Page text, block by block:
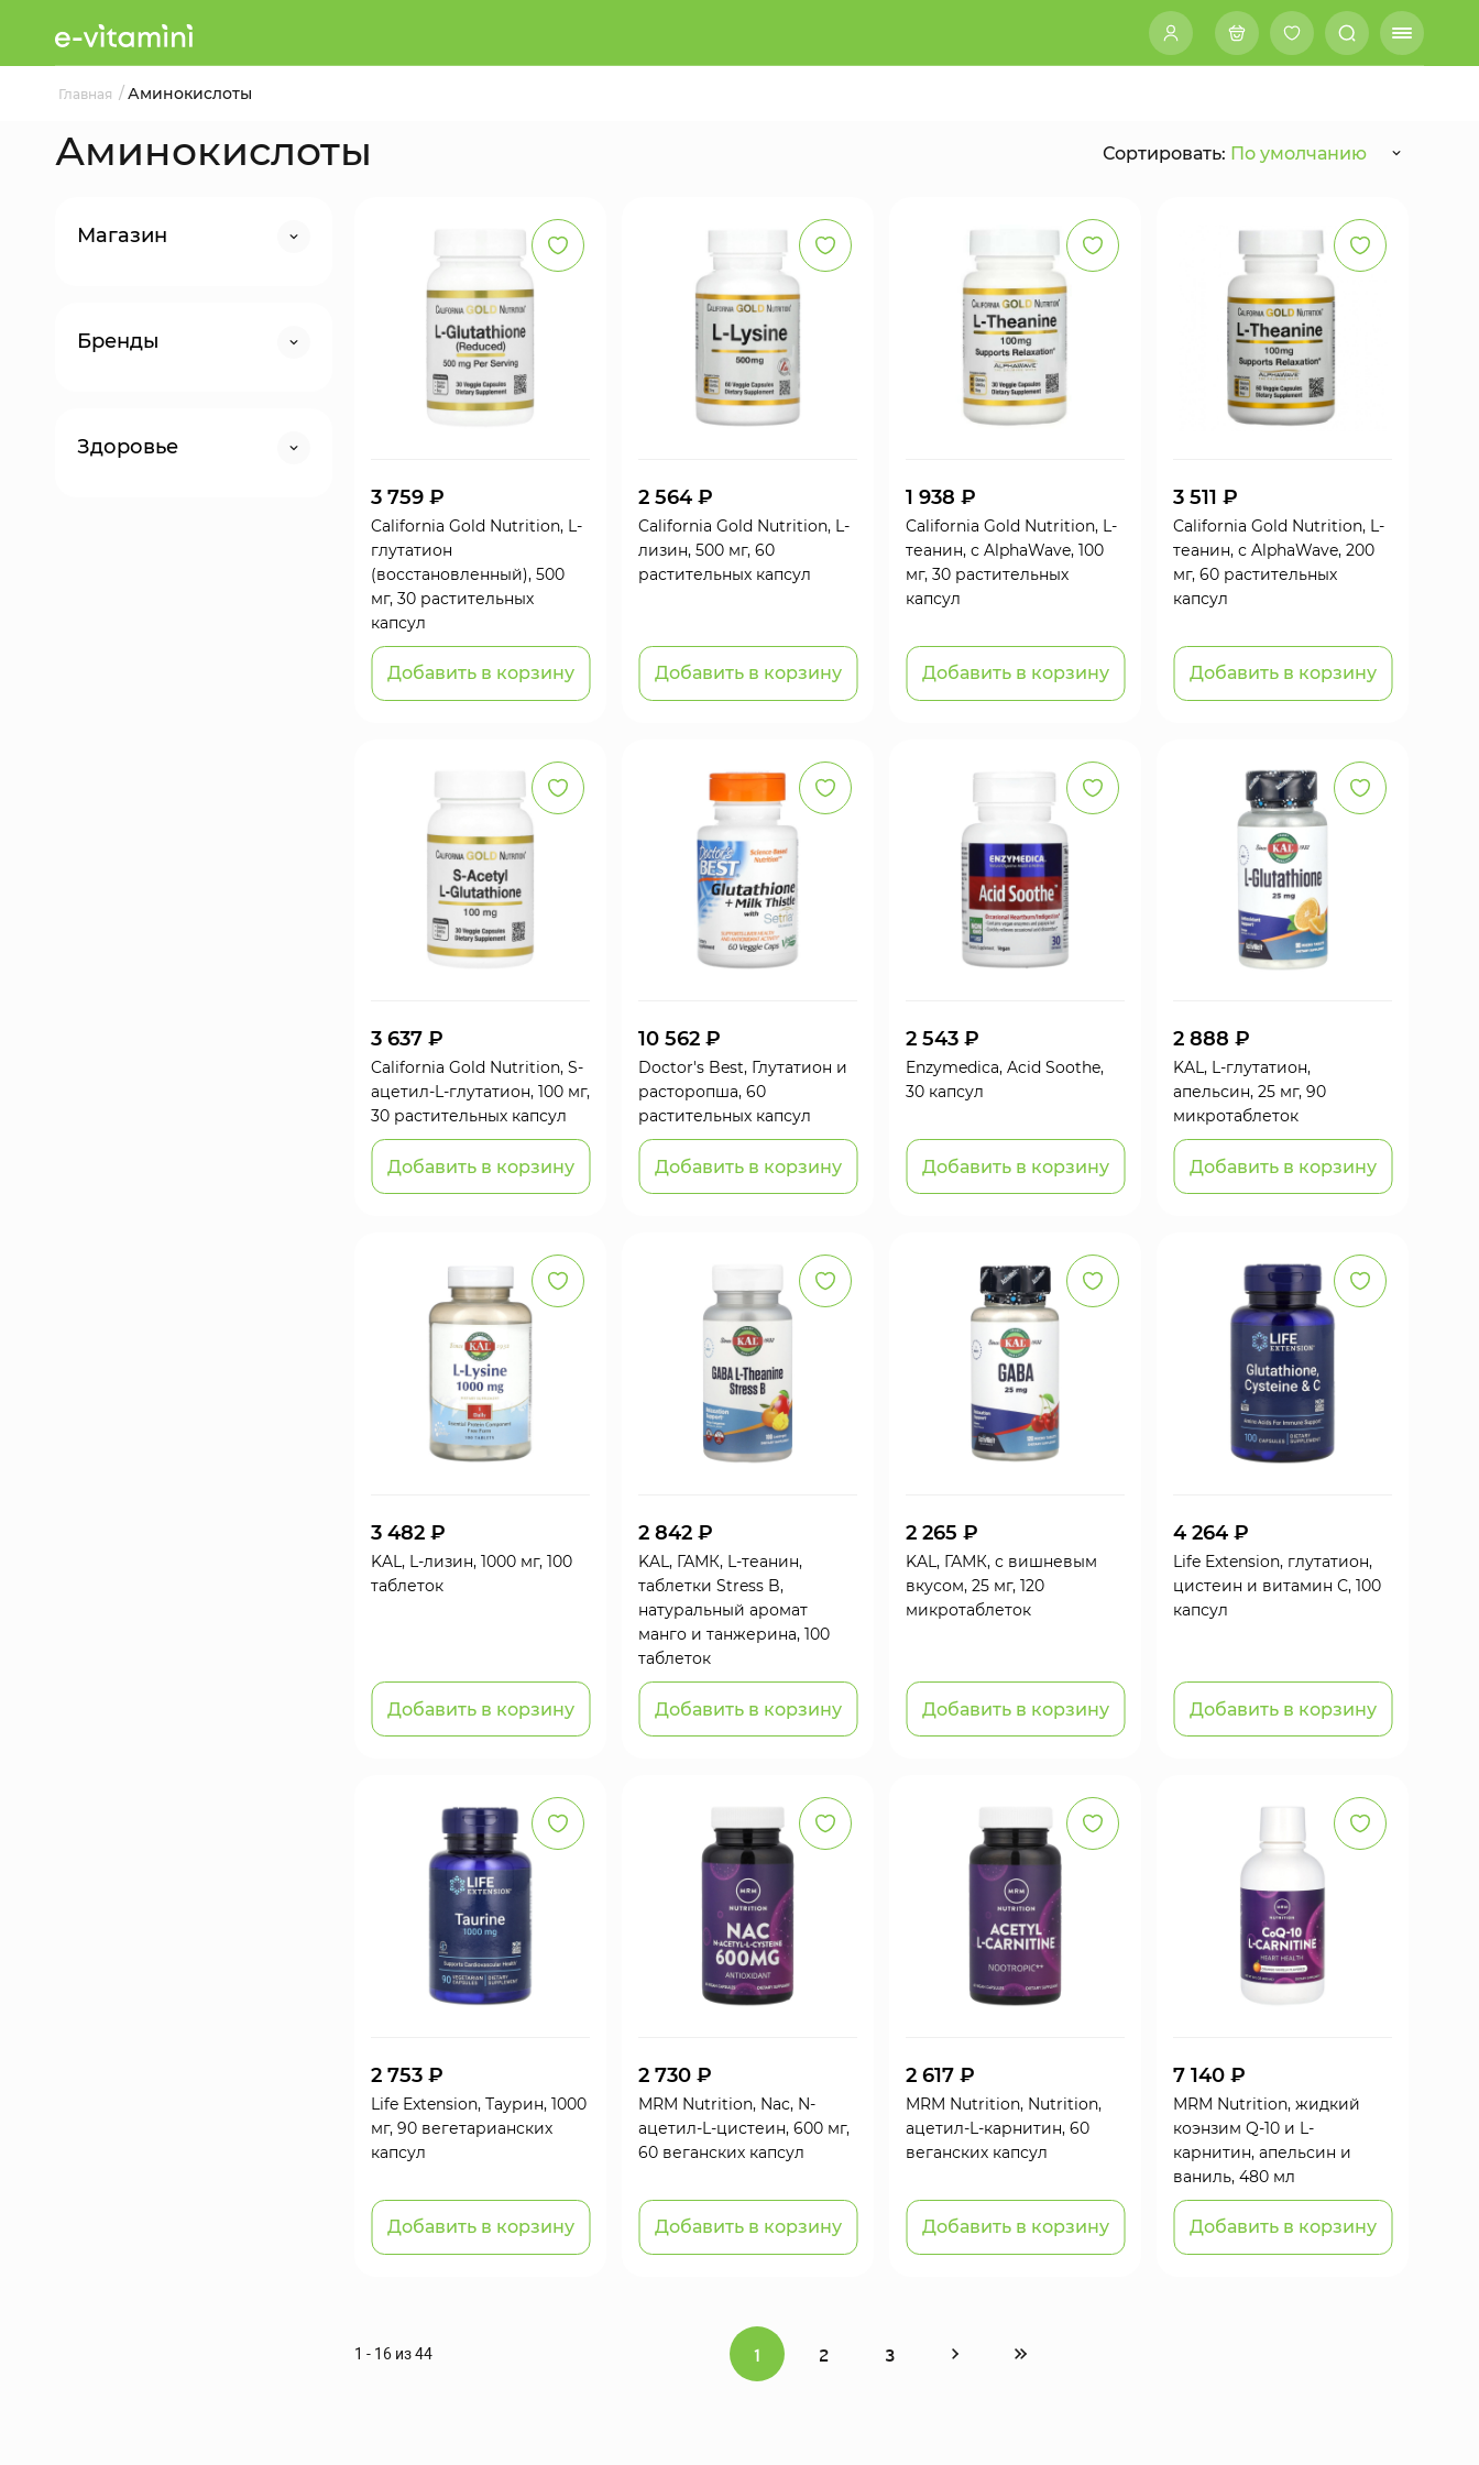
Главная /Аминокислоты
Аминокислоты
Магазин
Бренды
Здоровье
Сортировать: По умолчанию
3 759 ₽
California Gold Nutrition, L-
глутатион
(восстановленный), 500
мг, 30 растительных
капсул
Добавить в корзину
2 564 ₽
California Gold Nutrition, L-
лизин, 500 мг, 60
растительных капсул
Добавить в корзину
1 938 ₽
California Gold Nutrition, L-
теанин, с AlphaWave, 100
мг, 30 растительных
капсул
Добавить в корзину
3 511 ₽
California Gold Nutrition, L-
теанин, с AlphaWave, 200
мг, 60 растительных
капсул
Добавить в корзину
3 637 ₽
California Gold Nutrition, S-
ацетил-L-глутатион, 100 мг,
30 растительных капсул
Добавить в корзину
10 562 ₽
Doctor's Best, Глутатион и
расторопша, 60
растительных капсул
Добавить в корзину
2 543 ₽
Enzymedica, Acid Soothe,
30 капсул
Добавить в корзину
2 888 ₽
KAL, L-глутатион,
апельсин, 25 мг, 90
микротаблеток
Добавить в корзину
3 482 ₽
KAL, L-лизин, 1000 мг, 100
таблеток
Добавить в корзину
2 842 ₽
KAL, ГАМК, L-теанин,
таблетки Stress B,
натуральный аромат
манго и танжерина, 100
таблеток
Добавить в корзину
2 265 ₽
KAL, ГАМК, с вишневым
вкусом, 25 мг, 120
микротаблеток
Добавить в корзину
4 264 ₽
Life Extension, глутатион,
цистеин и витамин С, 100
капсул
Добавить в корзину
2 753 ₽
Life Extension, Таурин, 1000
мг, 90 вегетарианских
капсул
Добавить в корзину
2 730 ₽
MRM Nutrition, Nac, N-
ацетил-L-цистеин, 600 мг,
60 веганских капсул
Добавить в корзину
2 617 ₽
MRM Nutrition, Nutrition,
ацетил-L-карнитин, 60
веганских капсул
Добавить в корзину
7 140 ₽
MRM Nutrition, жидкий
коэнзим Q-10 и L-
карнитин, апельсин и
ваниль, 480 мл
Добавить в корзину
1 - 16 из 44 1 2 3